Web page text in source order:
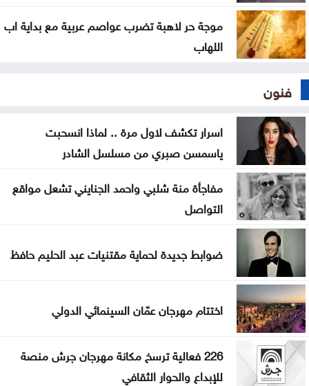
موجة حر لاهبة تضرب عواصم عربية مع بداية اب
اللهاب
فنون
اسرار تكشف لاول مرة .. لماذا انسحبت
ياسمسن صبري من مسلسل الشادر
مفاجأة منة شلبي واحمد الجنايني تشعل مواقع
التواصل
ضوابط جديدة لحماية مقتنيات عبد الحليم حافظ
اختتام مهرجان عمّان السينمائي الدولي
226 فعالية ترسخ مكانة مهرجان جرش منصة
للإبداع والحوار الثقافي